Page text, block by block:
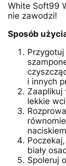
White Soft99
nie zawodzi!
Sposób
i innych
Zaaplikuj
lekkie
biały
Spoleruj